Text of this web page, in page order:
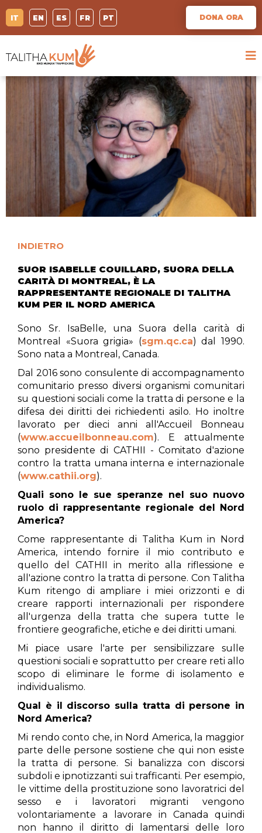
IT EN ES FR PT DONA ORA
INDIETRO
SUOR ISABELLE COUILLARD, SUORA DELLA
CARITÀ DI MONTREAL, È LA
RAPPRESENTANTE REGIONALE DI TALITHA
KUM PER IL NORD AMERICA
Sono Sr. IsaBelle, una Suora della carità di
Montreal «Suora grigia» (sgm.qc.ca) dal 1990.
Sono nata a Montreal, Canada.
Dal 2016 sono consulente di accompagnamento
comunitario presso diversi organismi comunitari
su questioni sociali come la tratta di persone e la
difesa dei diritti dei richiedenti asilo. Ho inoltre
lavorato per dieci anni all'Accueil Bonneau
(www.accueilbonneau.com). E attualmente
sono presidente di CATHII - Comitato d'azione
contro la tratta umana interna e internazionale
(www.cathii.org).
Quali sono le sue speranze nel suo nuovo
ruolo di rappresentante regionale del Nord
America?
Come rappresentante di Talitha Kum in Nord
America, intendo fornire il mio contributo e
quello del CATHII in merito alla riflessione e
all'azione contro la tratta di persone. Con Talitha
Kum ritengo di ampliare i miei orizzonti e di
creare rapporti internazionali per rispondere
all'urgenza della tratta che supera tutte le
frontiere geografiche, etiche e dei diritti umani.
Mi piace usare l'arte per sensibilizzare sulle
questioni sociali e soprattutto per creare reti allo
scopo di eliminare le forme di isolamento e
individualismo.
Qual è il discorso sulla tratta di persone in
Nord America?
Mi rendo conto che, in Nord America, la maggior
parte delle persone sostiene che qui non esiste
la tratta di persone. Si banalizza con discorsi
subdoli e ipnotizzanti sui trafficanti. Per esempio,
le vittime della prostituzione sono lavoratrici del
sesso e i lavoratori migranti vengono
volontariamente a lavorare in Canada quindi
non hanno il diritto di lamentarsi delle loro